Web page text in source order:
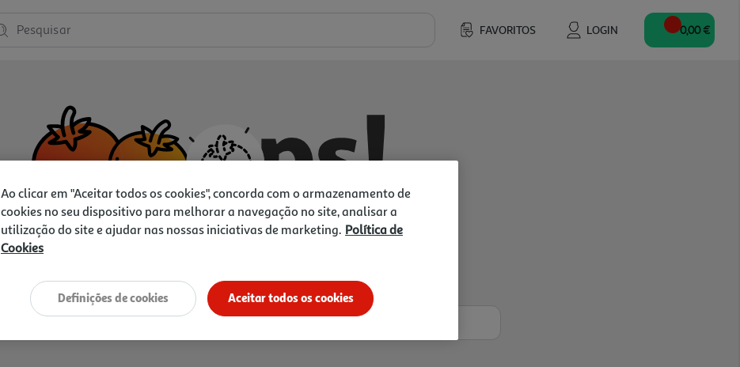
FAVORITOS LOGIN
Pesquisar 0,00 €
Vamos tentar de novo?
Ao clicar em "Aceitar todos os cookies", concorda com o armazenamento de
cookies no seu dispositivo para melhorar a navegação no site, analisar a
utilização do site e ajudar nas nossas iniciativas de marketing. Política de
Cookies
Aceitar todos os cookies
Definições de cookies